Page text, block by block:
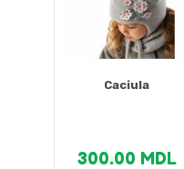
Caciula
300.00 MDL